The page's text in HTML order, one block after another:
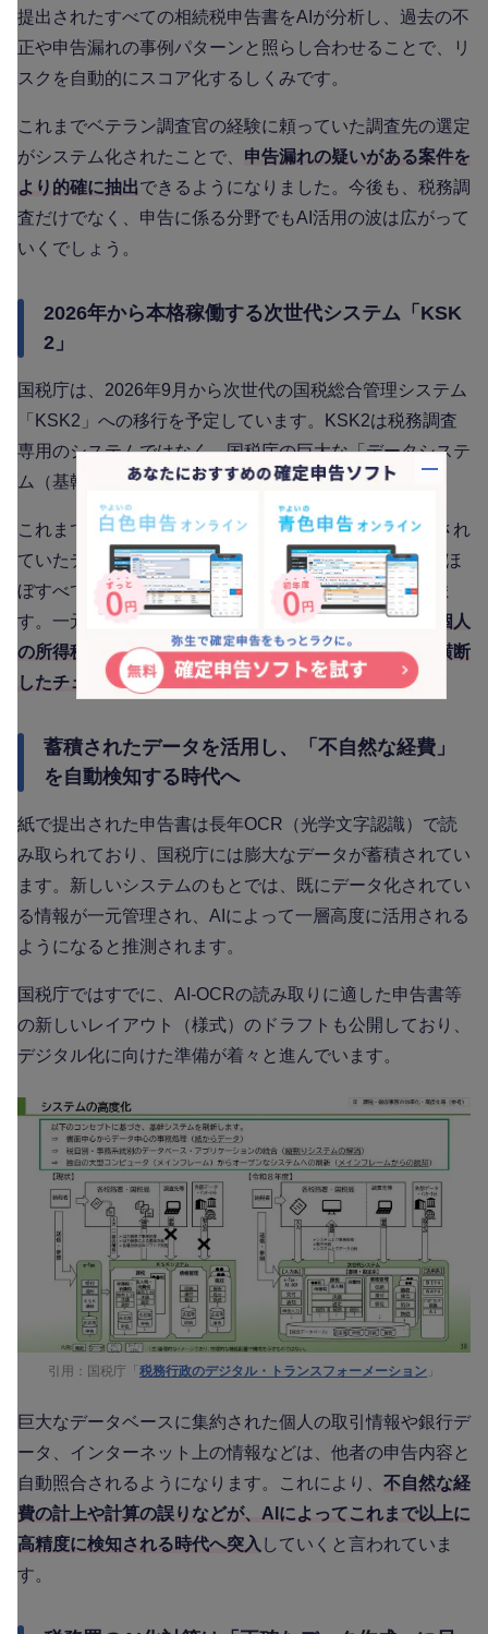
提出されたすべての相続税申告書をAIが分析し、過去の不
正や申告漏れの事例パターンと照らし合わせることで、リ
スクを自動的にスコア化するしくみです。
これまでベテラン調査官の経験に頼っていた調査先の選定
がシステム化されたことで、 申告漏れの疑いがある案件を
より的確に抽出できるようになりました。今後も、税務調
査だけでなく、申告に係る分野でもAI活用の波は広がって
いくでしょう。
2026年から本格稼働する次世代システム「KSK
2」
国税庁は、2026年9月から次世代の国税総合管理システム
「KSK2」への移行を予定しています。KSK2は税務調査
専用のシステムではなく、国税庁の巨大な「データシステ
ム（基幹システム）」です。
これまで個人・法人・資産など、税目別に別々で管理され
ていたデータベースが統合され、約2,300種類にも及ぶほ
ぼすべての申告データをAIで一元管理する体制になりま
す。一元管理されることで、例えば法人の経理処理と個人
の所得税申告との間の数字の矛盾など、異なる税目を横断
したチェックが可能になる と言われています。
蓄積されたデータを活用し、「不自然な経費」
を自動検知する時代へ
紙で提出された申告書は長年OCR（光学文字認識）で読
み取られており、国税庁には膨大なデータが蓄積されてい
ます。新しいシステムのもとでは、既にデータ化されてい
る情報が一元管理され、AIによって一層高度に活用される
ようになると推測されます。
国税庁ではすでに、AI-OCRの読み取りに適した申告書等
の新しいレイアウト（様式）のドラフトも公開しており、
デジタル化に向けた準備が着々と進んでいます。
引用：国税庁「 税務行政のデジタル・トランスフォーメーション 」
巨大なデータベースに集約された個人の取引情報や銀行デ
ータ、インターネット上の情報などは、他者の申告内容と
自動照合されるようになります。これにより、 不自然な経
費の計上や計算の誤りなどが、AIによってこれまで以上に
高精度に検知される時代へ突入 していくと言われていま
す。